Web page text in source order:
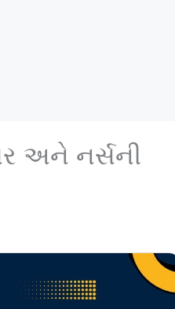
અને નર્સની